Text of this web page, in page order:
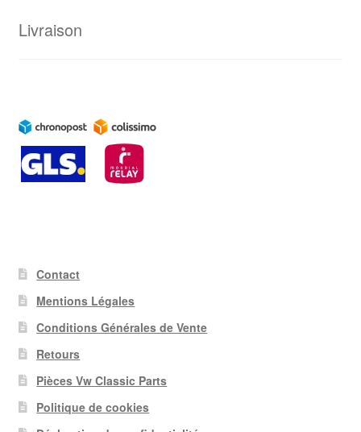
Livraison
Contact
Mentions Légales
Conditions Générales de Vente
Retours
Pièces Vw Classic Parts
Politique de cookies